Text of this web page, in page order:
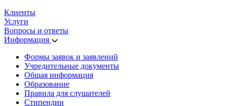
Клиенты
Услуги
Вопросы и ответы
Информация
Формы заявок и заявлений
Учредительные документы
Общая информация
Образование
Правила для слушателей
Стипендии